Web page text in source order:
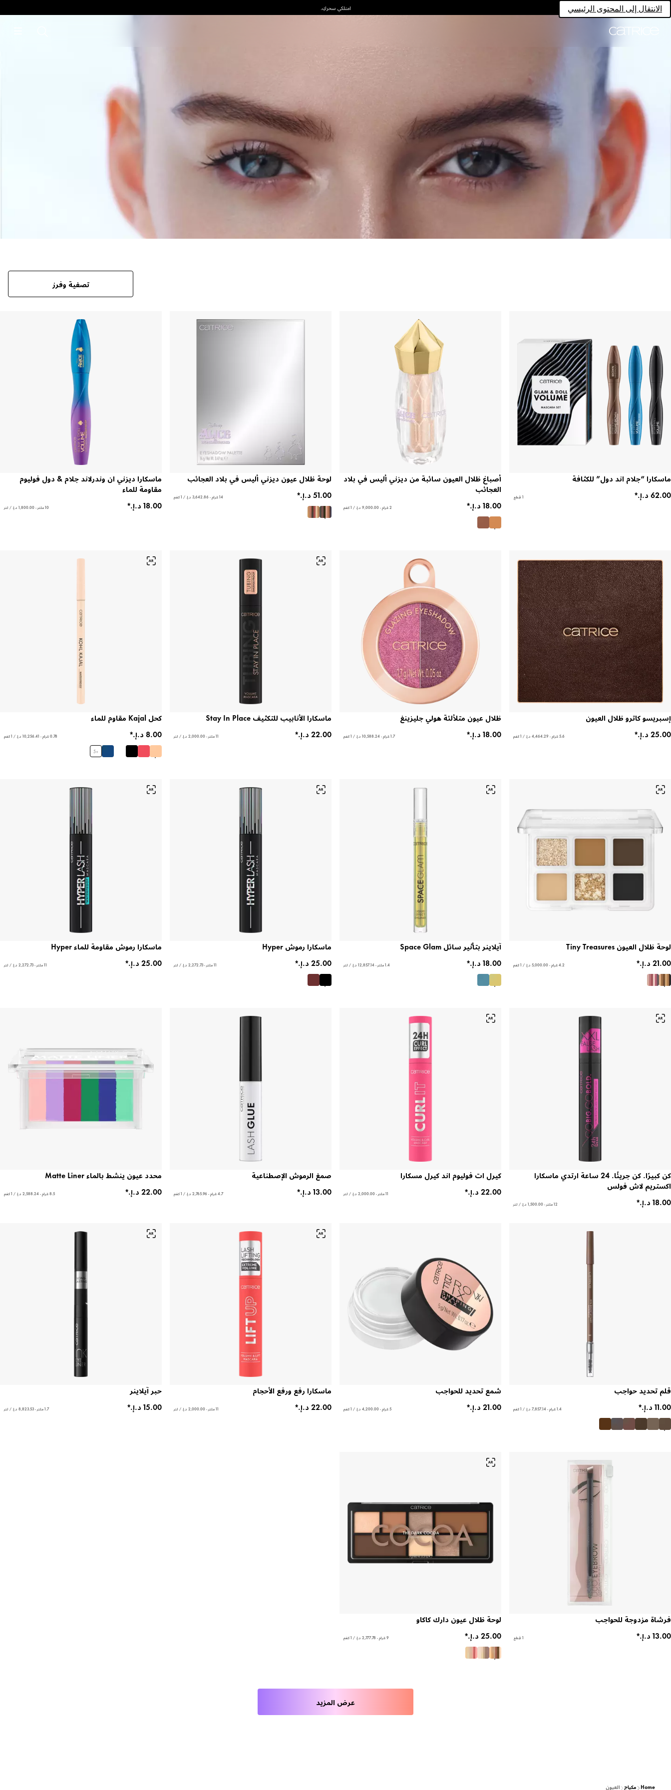
الانتقال إلى المحتوى الرئيسي امتلكي سحركِ.
تصفية وفرز
ماسكارا “جلام اند دول” للكثافة
1 قِطع
أصباغ ظلال العيون سائبة من ديزني أليس في بلاد
العجائب
2 غرام - ‏9,000.00 د.إ.‏ / 1 كغم
لوحة ظلال عيون ديزني أليس في بلاد العجائب
14 غرام - ‏3,642.86 د.إ.‏ / 1 كغم
ماسكارا ديزني ان وندرلاند جلام & دول فوليوم
مقاومة للماء
10 ملتر - ‏1,800.00 د.إ.‏ / لتر
إسبريسو كاترو ظلال العيون
5.6 غرام - ‏4,464.29 د.إ.‏ / 1 كغم
ظلال عيون متلألئة هولي جليزينغ
1.7 غرام - ‏10,588.24 د.إ.‏ / 1 كغم
ماسكارا الأنابيب للتكثيف Stay In Place
11 ملتر - ‏2,000.00 د.إ.‏ / لتر
كحل Kajal مقاوم للماء
0.78 غرام - ‏10,256.41 د.إ.‏ / 1 كغم
+
5
لوحة ظلال العيون Tiny Treasures
4.2 غرام - ‏5,000.00 د.إ.‏ / 1 كغم
آيلاينر بتأثير سائل Space Glam
1.4 ملتر - ‏12,857.14 د.إ.‏ / لتر
ماسكارا رموش Hyper
11 ملتر - ‏2,272.73 د.إ.‏ / لتر
ماسكارا رموش مقاومة للماء Hyper
11 ملتر - ‏2,272.73 د.إ.‏ / لتر
كن كبيرًا. كن جريئًا. 24 ساعة ارتدي ماسكارا
اكستريم لاش فولس
12 ملتر - ‏1,500.00 د.إ.‏ / لتر
كيرل ات فوليوم اند كيرل مسكارا
11 ملتر - ‏2,000.00 د.إ.‏ / لتر
صمغ الرموش الإصطناعية
4.7 غرام - ‏2,765.96 د.إ.‏ / 1 كغم
محدد عيون ينشط بالماء Matte Liner
8.5 غرام - ‏2,588.24 د.إ.‏ / 1 كغم
قلم تحديد حواجب
1.4 غرام - ‏7,857.14 د.إ.‏ / 1 كغم
شمع تحديد للحواجب
5 غرام - ‏4,200.00 د.إ.‏ / 1 كغم
ماسكارا رفع ورفع الأحجام
11 ملتر - ‏2,000.00 د.إ.‏ / لتر
حبر آيلاينر
1.7 ملتر - ‏8,823.53 د.إ.‏ / لتر
فرشاة مزدوجة للحواجب
1 قِطع
لوحة ظلال عيون دارك كاكاو
9 غرام - ‏2,777.78 د.إ.‏ / 1 كغم
عرض المزيد
Home مكياج العيون